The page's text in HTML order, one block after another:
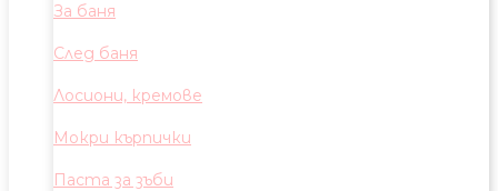
За баня
След баня
Лосиони, кремове
Мокри кърпички
Паста за зъби